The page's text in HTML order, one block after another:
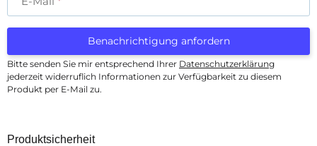
Benachrichtigung anfordern
Bitte senden Sie mir entsprechend Ihrer Datenschutzerklärung
jederzeit widerruflich Informationen zur Verfügbarkeit zu diesem
Produkt per E-Mail zu.
Produktsicherheit